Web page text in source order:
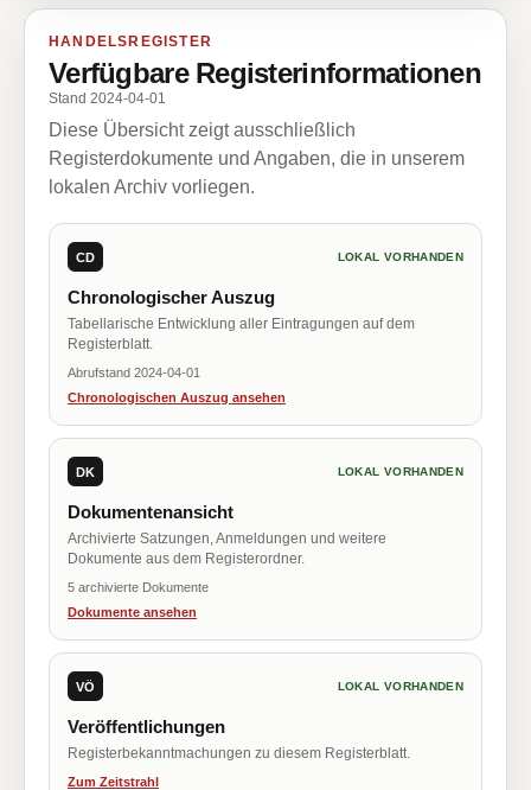
HANDELSREGISTER
Verfügbare Registerinformationen
Stand 2024-04-01
Diese Übersicht zeigt ausschließlich
Registerdokumente und Angaben, die in unserem
lokalen Archiv vorliegen.
CD LOKAL VORHANDEN
Chronologischer Auszug
Tabellarische Entwicklung aller Eintragungen auf dem
Registerblatt.
Abrufstand 2024-04-01
Chronologischen Auszug ansehen
DK LOKAL VORHANDEN
Dokumentenansicht
Archivierte Satzungen, Anmeldungen und weitere
Dokumente aus dem Registerordner.
5 archivierte Dokumente
Dokumente ansehen
VÖ LOKAL VORHANDEN
Veröffentlichungen
Registerbekanntmachungen zu diesem Registerblatt.
Zum Zeitstrahl